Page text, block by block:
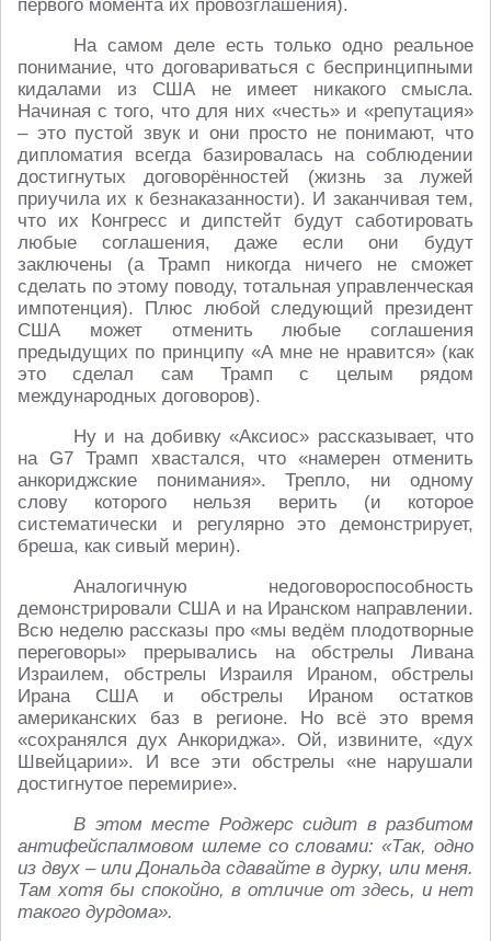
первого момента их провозглашения).
На самом деле есть только одно реальное
понимание, что договариваться с беспринципными
кидалами из США не имеет никакого смысла.
Начиная с того, что для них «честь» и «репутация»
– это пустой звук и они просто не понимают, что
дипломатия всегда базировалась на соблюдении
достигнутых договорённостей (жизнь за лужей
приучила их к безнаказанности). И заканчивая тем,
что их Конгресс и дипстейт будут саботировать
любые соглашения, даже если они будут
заключены (а Трамп никогда ничего не сможет
сделать по этому поводу, тотальная управленческая
импотенция). Плюс любой следующий президент
США может отменить любые соглашения
предыдущих по принципу «А мне не нравится» (как
это сделал сам Трамп с целым рядом
международных договоров).
Ну и на добивку «Аксиос» рассказывает, что
на G7 Трамп хвастался, что «намерен отменить
анкориджские понимания». Трепло, ни одному
слову которого нельзя верить (и которое
систематически и регулярно это демонстрирует,
бреша, как сивый мерин).
Аналогичную недоговороспособность
демонстрировали США и на Иранском направлении.
Всю неделю рассказы про «мы ведём плодотворные
переговоры» прерывались на обстрелы Ливана
Израилем, обстрелы Израиля Ираном, обстрелы
Ирана США и обстрелы Ираном остатков
американских баз в регионе. Но всё это время
«сохранялся дух Анкориджа». Ой, извините, «дух
Швейцарии». И все эти обстрелы «не нарушали
достигнутое перемирие».
В этом месте Роджерс сидит в разбитом
антифейспалмовом шлеме со словами: «Так, одно
из двух – или Дональда сдавайте в дурку, или меня.
Там хотя бы спокойно, в отличие от здесь, и нет
такого дурдома».